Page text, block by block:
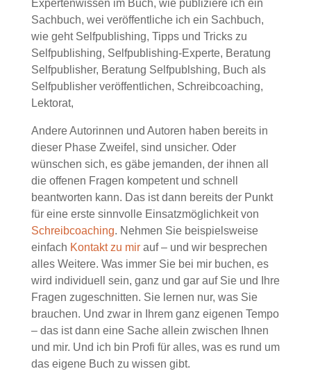
Andere Autorinnen und Autoren haben bereits in
dieser Phase Zweifel, sind unsicher. Oder
wünschen sich, es gäbe jemanden, der ihnen all
die offenen Fragen kompetent und schnell
beantworten kann. Das ist dann bereits der Punkt
für eine erste sinnvolle Einsatzmöglichkeit von
Schreibcoaching. Nehmen Sie beispielsweise
einfach Kontakt zu mir auf – und wir besprechen
alles Weitere. Was immer Sie bei mir buchen, es
wird individuell sein, ganz und gar auf Sie und Ihre
Fragen zugeschnitten. Sie lernen nur, was Sie
brauchen. Und zwar in Ihrem ganz eigenen Tempo
– das ist dann eine Sache allein zwischen Ihnen
und mir. Und ich bin Profi für alles, was es rund um
das eigene Buch zu wissen gibt.